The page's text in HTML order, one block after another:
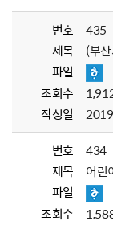
번호
435
제목
(부
파일
조회수
작성일
번호
434
제목
어린
파일
조회수